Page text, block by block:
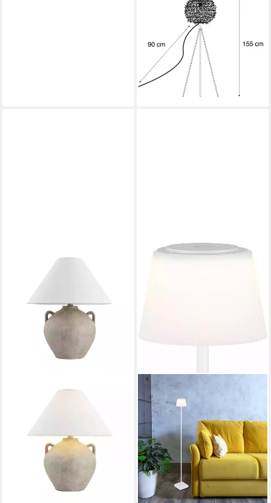
Stehlampe Feather, ohne
Leuchtmittel, Warmweiß,
QAZQA Stehlampe, e27,
Weiß, Stahl, Modern
100,90 €
UVP 159,00 €
-37%
lieferbar - in 4-5 Werktagen bei dir